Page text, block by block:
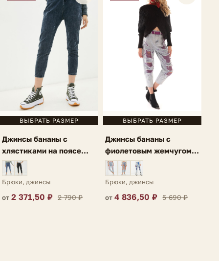
ВЫБРАТЬ РАЗМЕР
Джинсы бананы с
хлястиками на поясе
серо-голубые Acri
Брюки, джинсы
от 2 371,50 ₽ 2 790 ₽
ВЫБРАТЬ РАЗМЕР
Джинсы бананы с
фиолетовым жемчугом
голубые Perla
Брюки, джинсы
от4 836,50 ₽ 5 690 ₽